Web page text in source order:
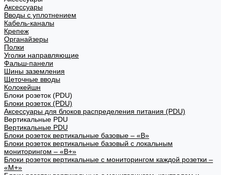
Аксессуары
Вводы с уплотнением
Кабель-каналы
Крепеж
Органайзеры
Полки
Уголки направляющие
Фальш-панели
Шины заземления
Щеточные вводы
Колокейшн
Блоки розеток (PDU)
Блоки розеток (PDU)
Аксессуары для блоков распределения питания (PDU)
Вертикальные PDU
Вертикальные PDU
Блоки розеток вертикальные базовые – «В»
Блоки розеток вертикальные базовый с локальным
мониторингом – «В+»
Блоки розеток вертикальные с мониторингом каждой розетки –
«М+»